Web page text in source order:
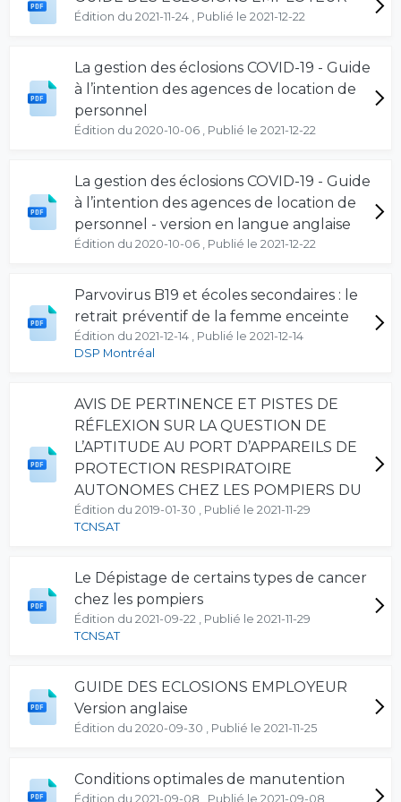
Édition du 2021-11-24 , Publié le 2021-12-22
La gestion des éclosions COVID-19 - Guide
à l’intention des agences de location de
personnel
Édition du 2020-10-06 , Publié le 2021-12-22
La gestion des éclosions COVID-19 - Guide
à l’intention des agences de location de
personnel - version en langue anglaise
Édition du 2020-10-06 , Publié le 2021-12-22
Parvovirus B19 et écoles secondaires : le
retrait préventif de la femme enceinte
Édition du 2021-12-14 , Publié le 2021-12-14
DSP Montréal
AVIS DE PERTINENCE ET PISTES DE
RÉFLEXION SUR LA QUESTION DE
L’APTITUDE AU PORT D’APPAREILS DE
PROTECTION RESPIRATOIRE
AUTONOMES CHEZ LES POMPIERS DU
Édition du 2019-01-30 , Publié le 2021-11-29
TCNSAT
Le Dépistage de certains types de cancer
chez les pompiers
Édition du 2021-09-22 , Publié le 2021-11-29
TCNSAT
GUIDE DES ECLOSIONS EMPLOYEUR
Version anglaise
Édition du 2020-09-30 , Publié le 2021-11-25
Conditions optimales de manutention
Édition du 2021-09-08 , Publié le 2021-09-08